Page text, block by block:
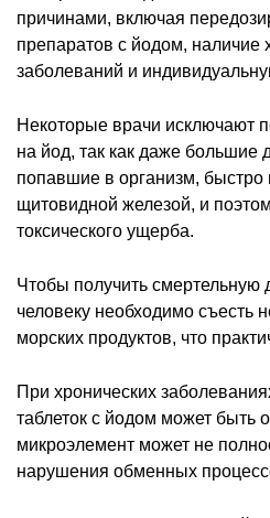
причинами, включая
препаратов с йодом, наличие
заболеваний и
Некоторые врачи исключают
на йод, так как даже большие
попавшие в организм, быстро
щитовидной железой, и
токсического ущерба.
Чтобы получить смертельную
человеку необходимо съесть
морских продуктов, что
При хронических
таблеток с йодом может быть
микроэлемент может не
нарушения обменных